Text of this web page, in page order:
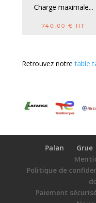
Charge maximale...
740,00€ HT
Retrouvez notretable
Palan Grue
Politique de
Paiement